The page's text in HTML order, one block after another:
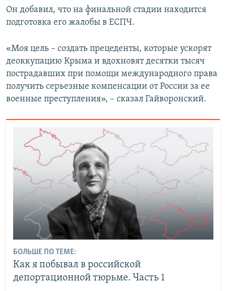
Он добавил, что на финальной стадии находится
подготовка его жалобы в ЕСПЧ.
«Моя цель – создать прецеденты, которые ускорят
деоккупацию Крыма и вдохновят десятки тысяч
пострадавших при помощи международного права
получить серьезные компенсации от России за ее
военные преступления», – сказал Гайворонский.
БОЛЬШЕ ПО ТЕМЕ:
Как я побывал в российской
депортационной тюрьме. Часть 1